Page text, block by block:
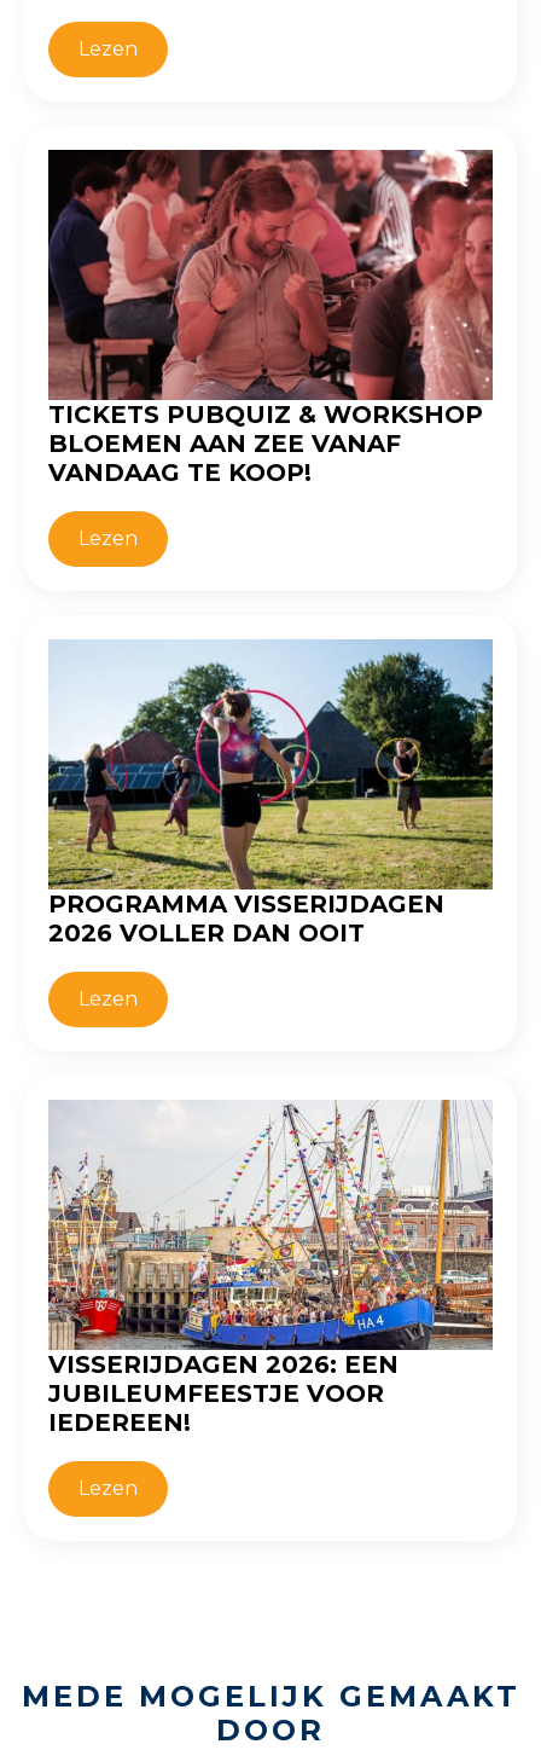
Lezen
TICKETS PUBQUIZ & WORKSHOP
BLOEMEN AAN ZEE VANAF
VANDAAG TE KOOP!
Lezen
PROGRAMMA VISSERIJDAGEN
2026 VOLLER DAN OOIT
Lezen
VISSERIJDAGEN 2026: EEN
JUBILEUMFEESTJE VOOR
IEDEREEN!
Lezen
MEDE MOGELIJK GEMAAKT
DOOR